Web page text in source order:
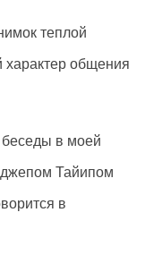
теплой
характер общения
в моей
Тайипом
в